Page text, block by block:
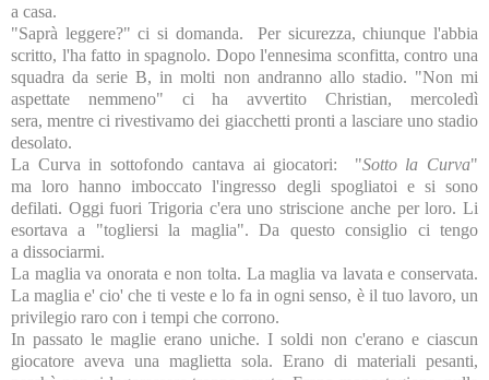
a casa.
"Saprà leggere?" ci si domanda. Per sicurezza, chiunque l'abbia
scritto, l'ha fatto in spagnolo. Dopo l'ennesima sconfitta, contro una
squadra da serie B, in molti non andranno allo stadio. "Non mi
aspettate nemmeno" ci ha avvertito Christian, mercoledì
sera, mentre ci rivestivamo dei giacchetti pronti a lasciare uno stadio
desolato.
La Curva in sottofondo cantava ai giocatori: "Sotto la Curva"
ma loro hanno imboccato l'ingresso degli spogliatoi e si sono
defilati. Oggi fuori Trigoria c'era uno striscione anche per loro. Li
esortava a "togliersi la maglia". Da questo consiglio ci tengo
a dissociarmi.
La maglia va onorata e non tolta. La maglia va lavata e conservata.
La maglia e' cio' che ti veste e lo fa in ogni senso, è il tuo lavoro, un
privilegio raro con i tempi che corrono.
In passato le maglie erano uniche. I soldi non c'erano e ciascun
giocatore aveva una maglietta sola. Erano di materiali pesanti,